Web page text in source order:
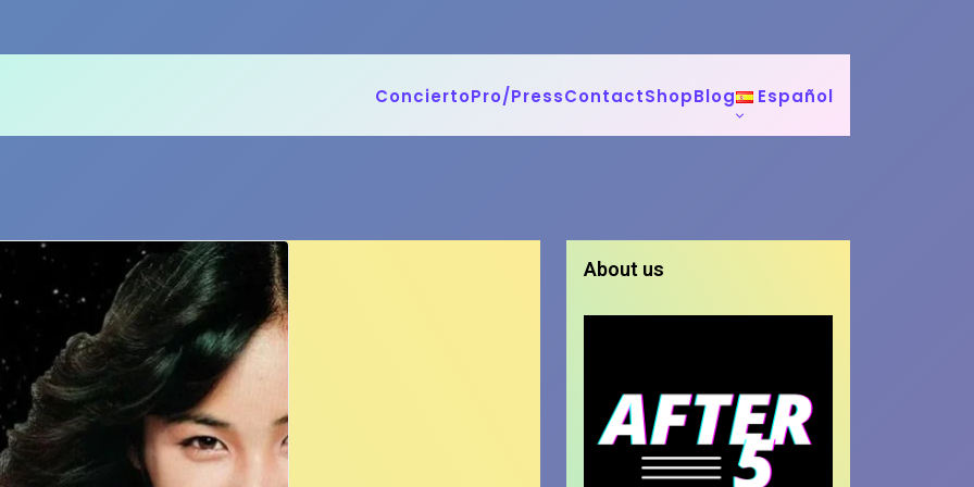
ConciertoPro/PressContactShopBlog Español
About us